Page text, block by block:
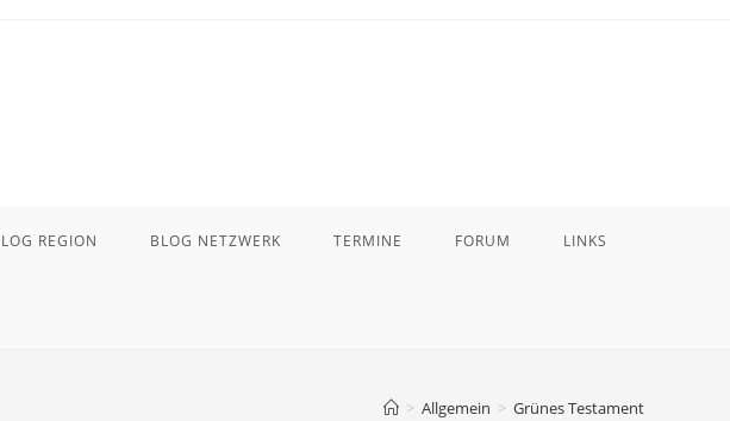
REGION BLOG NETZWERK TERMINE FORUM LINKS
> Allgemein > Grünes Testament